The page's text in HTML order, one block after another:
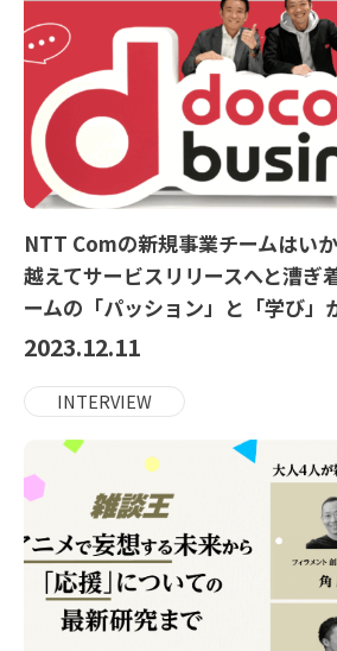
NTT Comの新規事業チームはい
越えてサービスリリースへと漕ぎ
ームの「パッション」と「学び」
2023.12.11
INTERVIEW